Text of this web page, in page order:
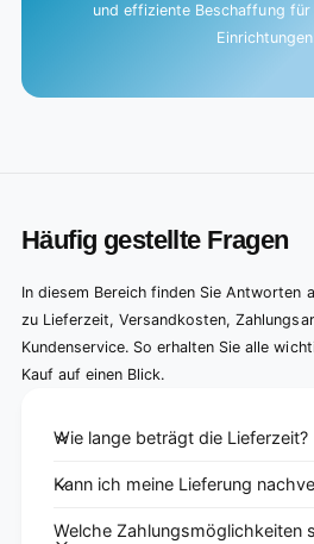
und effiziente Beschaffung für
Häufig gestellte Fragen
In diesem Bereich finden Sie Antworten
zu Lieferzeit, Versandkosten,
Kundenservice. So erhalten Sie alle
Kauf auf einen Blick.
Wie lange beträgt die Lieferzeit?
Kann ich meine Lieferung
Welche Zahlungsmöglichkeiten